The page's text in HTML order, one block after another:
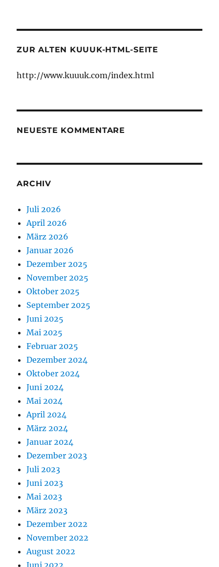
ZUR ALTEN KUUUK-HTML-SEITE
http://www.kuuuk.com/index.html
NEUESTE KOMMENTARE
ARCHIV
Juli 2026
April 2026
März 2026
Januar 2026
Dezember 2025
November 2025
Oktober 2025
September 2025
Juni 2025
Mai 2025
Februar 2025
Dezember 2024
Oktober 2024
Juni 2024
Mai 2024
April 2024
März 2024
Januar 2024
Dezember 2023
Juli 2023
Juni 2023
Mai 2023
März 2023
Dezember 2022
November 2022
August 2022
Juni 2022